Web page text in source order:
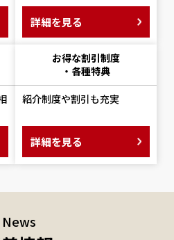
詳細を見る
お得な割引制度
・各種特典
紹介制度や割引も充実
詳細を見る
News